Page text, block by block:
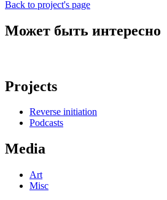
Back to project's page
Может быть интересно
Projects
Reverse initiation
Podcasts
Media
Art
Misc